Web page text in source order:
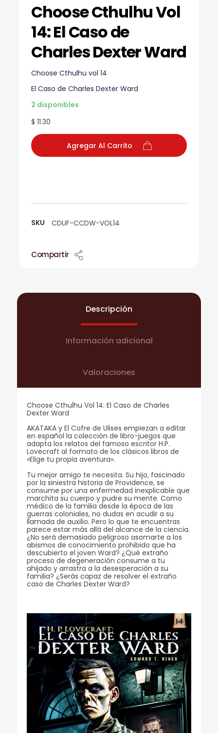
Choose Cthulhu Vol
14: El Caso de
Charles Dexter Ward
$ 11.30
Choose Cthulhu vol 14
El Caso de Charles Dexter Ward
2 disponibles
Agregar Al Carrito
Compartir
SKU CDUF-CCDW-VOL14
Descripción
Información adicional
Valoraciones
Choose Cthulhu Vol 14: El Caso de Charles
Dexter Ward
AKATAKA y El Cofre de Ulises empiezan a editar
en español la colección de libro-juegos que
adapta los relatos del famoso escritor H.P.
Lovecraft al formato de los clásicos libros de
«Elige tu propia aventura».
Tu mejor amigo te necesita. Su hijo, fascinado
por la siniestra historia de Providence, se
consume por una enfermedad inexplicable que
marchita su cuerpo y pudre su mente. Como
médico de la familia desde la época de las
guerras coloniales, no dudas en acudir a su
llamada de auxilio. Pero lo que te encuentras
parece estar más allá del alcance de la ciencia.
¿No será demasiado peligroso asomarte a los
abismos de conocimiento prohibido que ha
descubierto el joven Ward? ¿Qué extraño
proceso de degeneración consume a tu
ahijado y arrastra a la desesperación a su
familia? ¿Serás capaz de resolver el extraño
caso de Charles Dexter Ward?